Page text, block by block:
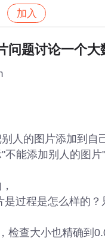
加入
/算法 帖子详情
问题讨论一个大
人的图片添加到自
不能添加别人的图片"
是过程是怎么样的？
检查大小也精确到